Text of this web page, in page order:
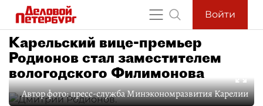
Войти
Карельский вице-премьер
Родионов стал заместителем
вологодского Филимонова
Автор фото:пресс-служба Минэкономразвития Карелии